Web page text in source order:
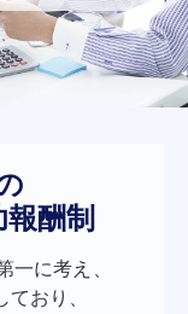
酬制
一に考え、
ており、